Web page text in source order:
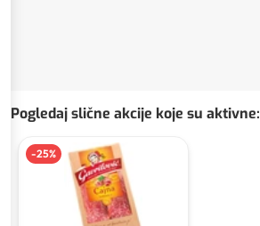
Pogledaj slične akcije koje su aktivne:
-25%